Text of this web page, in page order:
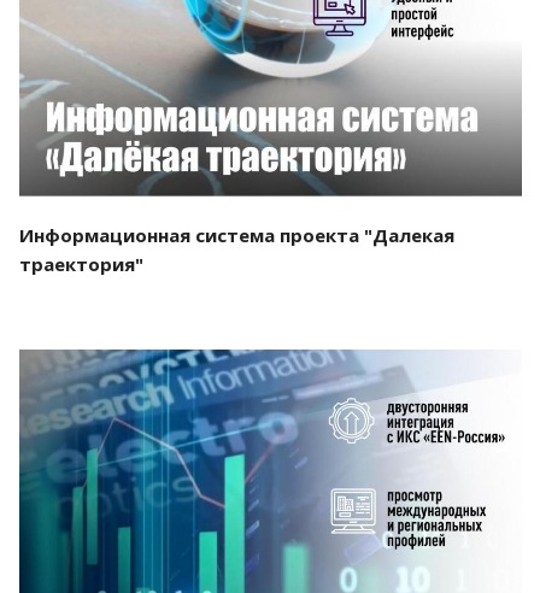
Смотреть проект
Информационная система проекта "Далекая
траектория"
Смотреть проект